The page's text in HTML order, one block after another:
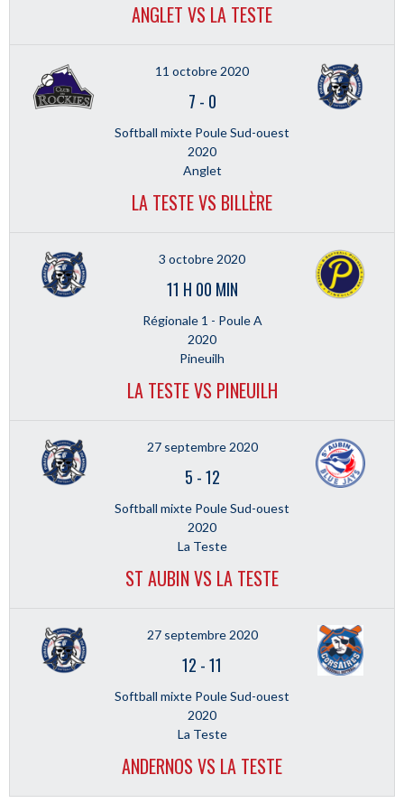
ANGLET VS LA TESTE
11 octobre 2020
7 - 0
Softball mixte Poule Sud-ouest
2020
Anglet
LA TESTE VS BILLÈRE
3 octobre 2020
11 H 00 MIN
Régionale 1 - Poule A
2020
Pineuilh
LA TESTE VS PINEUILH
27 septembre 2020
5 -12
Softball mixte Poule Sud-ouest
2020
La Teste
ST AUBIN VS LA TESTE
27 septembre 2020
12 -11
Softball mixte Poule Sud-ouest
2020
La Teste
ANDERNOS VS LA TESTE